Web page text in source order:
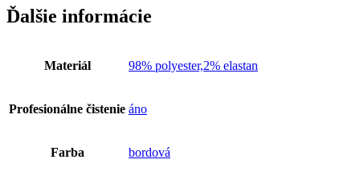
Ďalšie informácie
Materiál 98% polyester,2% elastan
Profesionálne čistenie áno
Farba bordová